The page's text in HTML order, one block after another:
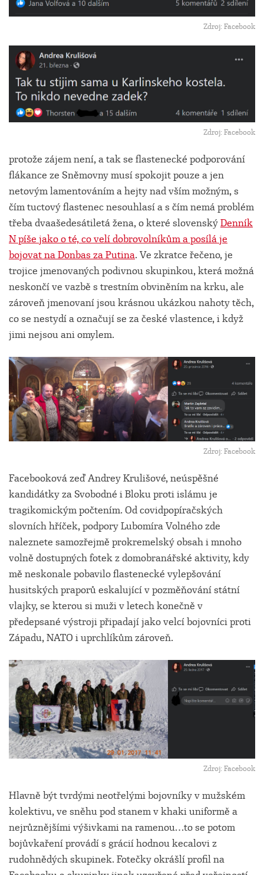
Zdroj: Facebook
Zdroj: Facebook
protože zájem není, a tak se flastenecké podporování
flákance ze Sněmovny musí spokojit pouze a jen
netovým lamentováním a hejty nad vším možným, s
čím tuctový flastenec nesouhlasí a s čím nemá problém
třeba dvaašedesátiletá žena, o které slovenskýDenník
N píše jako o té, co velí dobrovolníkům a posílá je
bojovat na Donbas za Putina. Ve zkratce řečeno, je
trojice jmenovaných podivnou skupinkou, která možná
neskončí ve vazbě s trestním obviněním na krku, ale
zároveň jmenovaní jsou krásnou ukázkou nahoty těch,
co se nestydí a označují se za české vlastence, i když
jimi nejsou ani omylem.
Zdroj: Facebook
Facebooková zeď Andrey Krulišové, neúspěšné
kandidátky za Svobodné i Bloku proti islámu je
tragikomickým počtením. Od covidpopíračských
slovních hříček, podpory Lubomíra Volného zde
naleznete samozřejmě prokremelský obsah i mnoho
volně dostupných fotek z domobranářské aktivity, kdy
mě neskonale pobavilo flastenecké vylepšování
husitských praporů eskalující v pozměňování státní
vlajky, se kterou si muži v letech konečně v
předepsané výstroji připadají jako velcí bojovníci proti
Západu, NATO i uprchlíkům zároveň.
Zdroj: Facebook
Hlavně být tvrdými neotřelými bojovníky v mužském
kolektivu, ve sněhu pod stanem v khaki uniformě a
nejrůznějšími výšivkami na ramenou…to se potom
bojůvkaření provádí s grácií hodnou kecalovi z
rudohnědých skupinek. Fotečky okrášlí profil na